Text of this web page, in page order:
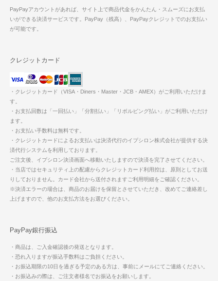
PayPayアカウントがあれば、サイト上で商品代金をかんたん・スムーズにお支払
いができる決済サービスです。PayPay（残高）、PayPayクレジットでのお支払い
が可能です。
クレジットカード
・クレジットカード（VISA・Diners・Master・JCB・AMEX）がご利用いただけま
す。
・お支払回数は「一回払い」「分割払い」「リボルビング払い」がご利用いただけ
ます。
・お支払い手数料は無料です。
・クレジットカードによるお支払いは決済代行のイプシロン株式会社が提供する決
済代行システムを利用しております。
ご注文後、イプシロン決済画面へ移動いたしますので決済を完了させてください。
・当店ではセキュリティ上の配慮からクレジットカード利用控は、原則としてお送
りしておりません。カード会社から送付されますご利用明細をご確認ください。
※決済エラーの場合は、商品のお届けを保留とさせていただき、改めてご連絡差し
上げますので、他のお支払方法をお選びください。
PayPay銀行振込
・商品は、ご入金確認後の発送となります。
・恐れ入りますが振込手数料はご負担ください。
・お振込期限の10日を過ぎる予定のある方は、事前にメールにてご連絡ください。
・お振込みの際は、ご注文者様名でお振込をお願いします。